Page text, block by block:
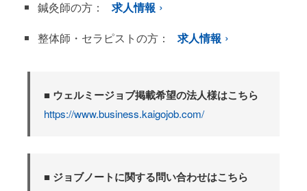
鍼灸師の方：
求人情報
整体師・セラピストの方：
求人情報
■ ウェルミージョブ掲載希望の法人様はこちら
https://www.business.kaigojob.com/
■ ジョブノートに関する問い合わせはこちら